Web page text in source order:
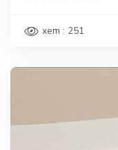
xem : 251